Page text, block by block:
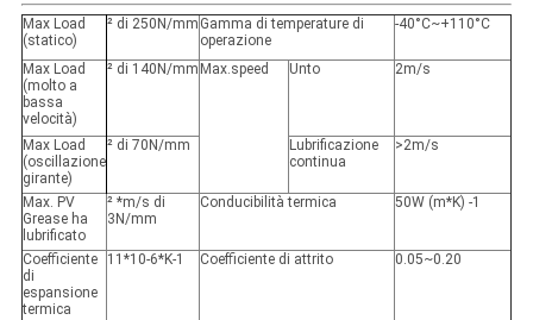
Max Load
(statico)
² di 250N/mm Gamma di temperature di
operazione
-40°C~+110°C
Max Load
(molto a
bassa
velocità)
² di 140N/mm Max.speed Unto 2m/s
Max Load
(oscillazione
girante)
² di 70N/mm
Lubrificazione
continua
>2m/s
Max. PV
Grease ha
lubrificato
² *m/s di
3N/mm
Conducibilità termica 50W (m*K) -1
Coefficiente
di
espansione
termica
11*10-6*K-1 Coefficiente di attrito 0.05~0.20